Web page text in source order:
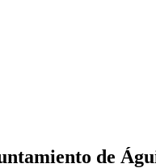
de